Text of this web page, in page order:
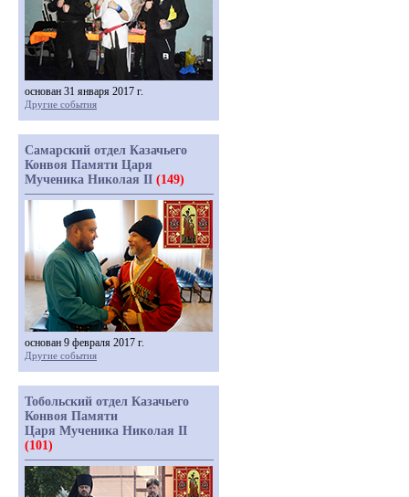
основан 31 января 2017 г.
Другие события
Самарский отдел Казачьего
Конвоя Памяти Царя
Мученика Николая II (149)
основан 9 февраля 2017 г.
Другие события
Тобольский отдел Казачьего
Конвоя Памяти
Царя Мученика Николая II
(101)